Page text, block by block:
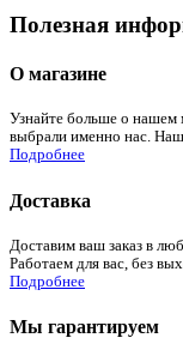
Полезная
О магазине
Узнайте больше о нашем
выбрали именно нас.
Подробнее
Доставка
Доставим ваш заказ в
Работаем для вас, без
Подробнее
Мы гарантируем